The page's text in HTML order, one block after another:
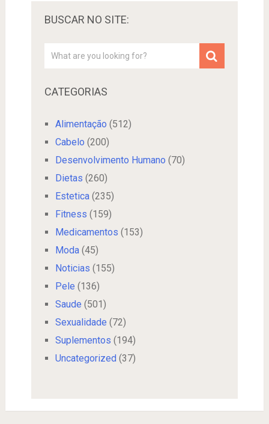
BUSCAR NO SITE:
CATEGORIAS
Alimentação (512)
Cabelo (200)
Desenvolvimento Humano (70)
Dietas (260)
Estetica(235)
Fitness (159)
Medicamentos (153)
Moda(45)
Noticias (155)
Pele (136)
Saude (501)
Sexualidade (72)
Suplementos (194)
Uncategorized (37)